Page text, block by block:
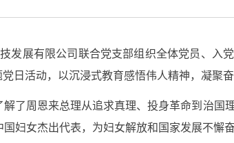
发展有限公司联合党支部组织全体党员、入
日活动，以沉浸式教育感悟伟人精神，凝聚奋
解了周恩来总理从追求真理、投身革命到治国
国妇女杰出代表，为妇女解放和国家发展不懈